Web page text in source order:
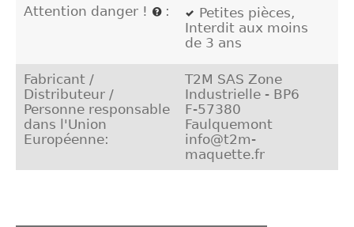
Attention danger ! :
Petites pièces,
Interdit aux moins
de 3 ans
Fabricant /
Distributeur /
Personne responsable
dans l'Union
Européenne:
T2M SAS Zone
Industrielle - BP6
F-57380
Faulquemont
info@t2m-
maquette.fr